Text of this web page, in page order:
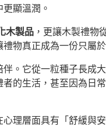
顯溫潤。
木製品 ，更讓木製禮物
物真正成為一份只屬
伴。它從一粒種子長成
者的生活，甚至因為日
心理層面具有「舒緩與